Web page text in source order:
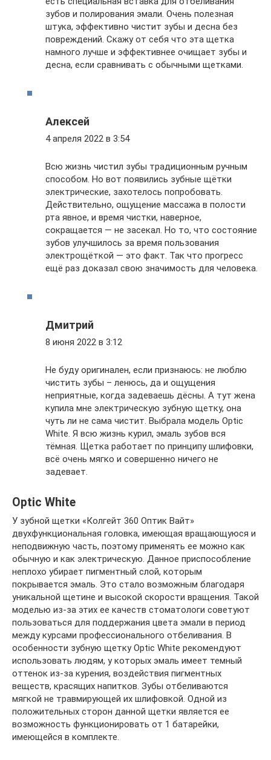
зубов и полирования эмали. Очень полезная
штука, эффективно чистит зубы и десна без
повреждений. Скажу от себя что эта щетка
намного лучше и эффективнее очищает зубы и
десна, если сравнивать с обычными щетками.
Алексей
4 апреля 2022 в 3:54
Всю жизнь чистил зубы традиционным ручным
способом. Но вот появились зубные щётки
электрические, захотелось попробовать.
Действительно, ощущение массажа в полости
рта явное, и время чистки, наверное,
сокращается — не засекал. Но то, что состояние
зубов улучшилось за время пользования
электрощёткой — это факт. Так что прогресс
ещё раз доказал свою значимость для человека.
Дмитрий
8 июня 2022 в 3:12
Не буду оригинален, если признаюсь: не люблю
чистить зубы – ленюсь, да и ощущения
неприятные, когда задеваешь дёсны. А тут жена
купила мне электрическую зубную щетку, она
чуть ли не сама чистит. Выбрала модель Optic
White. Я всю жизнь курил, эмаль зубов вся
тёмная. Щетка работает по принципу шлифовки,
всё очень мягко и совершенно ничего не
задевает.
Optic White
У зубной щетки «Колгейт 360 Оптик Вайт»
двухфункциональная головка, имеющая вращающуюся и
неподвижную часть, поэтому применять ее можно как
обычную и как электрическую. Данное приспособление
неплохо убирает пигментный слой, которым
покрывается эмаль. Это стало возможным благодаря
уникальной щетине и высокой скорости вращения. Такой
моделью из-за этих ее качеств стоматологи советуют
пользоваться для поддержания цвета эмали в период
между курсами профессионального отбеливания. В
особенности зубную щетку Optic White рекомендуют
использовать людям, у которых эмаль имеет темный
оттенок из-за курения, воздействия пигментных
веществ, красящих напитков. Зубы отбеливаются
мягкой не травмирующей их шлифовкой. Одной из
положительных сторон данной щетки является ее
возможность функционировать от 1 батарейки,
имеющейся в комплекте.